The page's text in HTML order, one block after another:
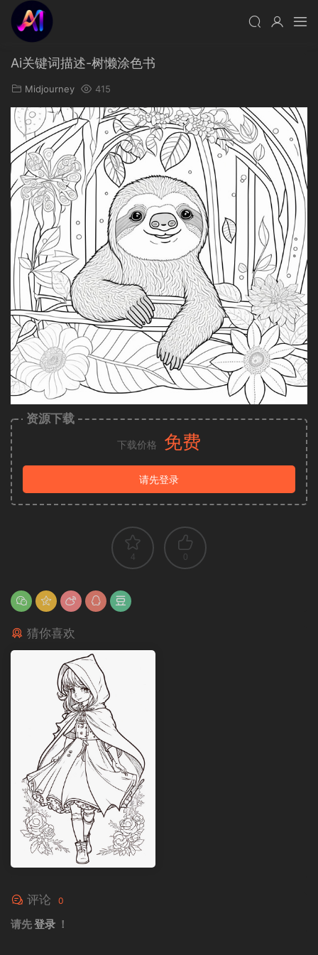
Ai关键词描述-树懒涂色书
Midjourney 415
资源下载
下载价格 免费
请先登录
4 0
猜你喜欢
评论 0
请先登录 ！